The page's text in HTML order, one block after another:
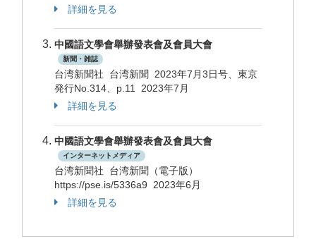
詳細を見る
中國語文學會舉辦發表會及會員大會
新聞・雑誌
台湾新聞社 台湾新聞 2023年7月3日号、東京
発行No.314、p.11 2023年7月
詳細を見る
中國語文學會舉辦發表會及會員大會
インターネットメディア
台湾新聞社 台湾新聞（電子版）
https://pse.is/5336a9 2023年6月
詳細を見る